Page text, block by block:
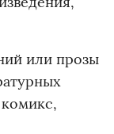
или прозы